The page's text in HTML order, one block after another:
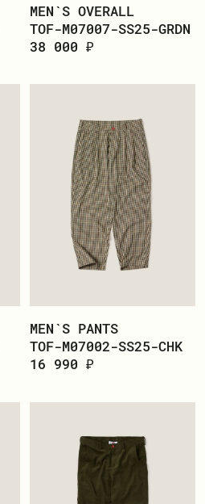
MEN`S OVERALL
TOF-M07007-SS25-GRDN
38 000 ₽
MEN`S PANTS
TOF-M07002-SS25-CHK
16 990 ₽